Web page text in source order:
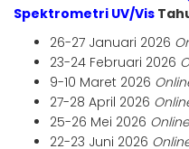
Spektrometri UV/Vis
26-27 Januari 2026
23-24 Februari 2026
9-10 Maret 2026
27-28 April 2026
25-26 Mei 2026
22-23 Juni 2026